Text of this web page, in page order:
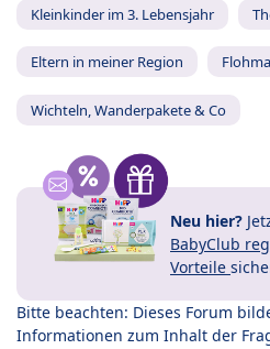
Kleinkinder im 3. Lebensjahr
Eltern in meiner Region
Wichteln, Wanderpakete & Co
Neu hier?
BabyClub
Vorteile
Bitte beachten: Dieses Forum
Informationen zum Inhalt der